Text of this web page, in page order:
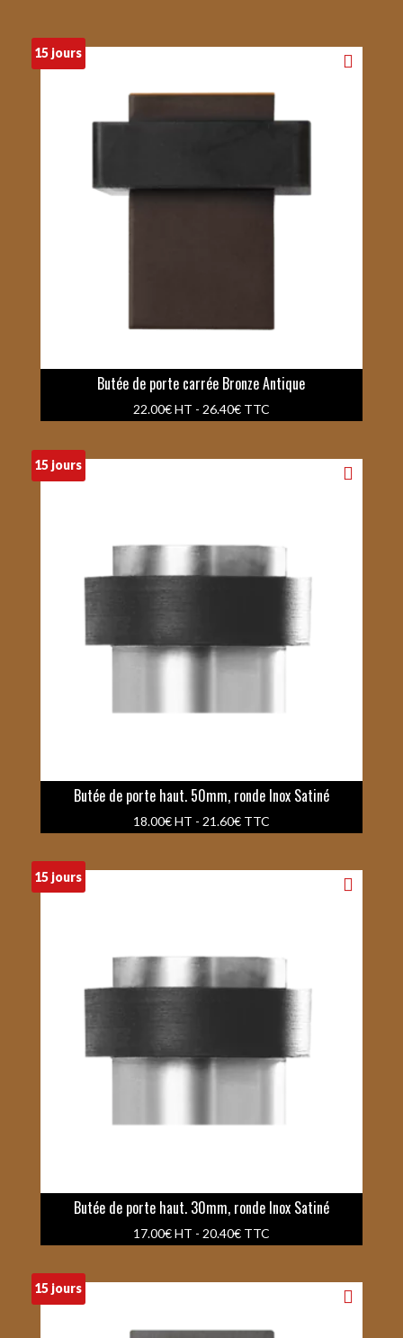
15 jours
Butée de porte carrée Bronze Antique
22.00€HT - 26.40€TTC
15 jours
Butée de porte haut. 50mm, ronde Inox Satiné
18.00€HT - 21.60€TTC
15 jours
Butée de porte haut. 30mm, ronde Inox Satiné
17.00€HT - 20.40€TTC
15 jours